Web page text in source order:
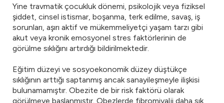
Yine travmatik çocukluk dönemi, psikolojik veya fiziksel
şiddet, cinsel istismar, boşanma, terk edilme, savaş, iş
sorunları, aşırı aktif ve mükemmeliyetçi yaşam tarzı gibi
akut veya kronik emosyonel stres faktörlerinin de
görülme sıklığını artırdığı bildirilmektedir.
Eğitim düzeyi ve sosyoekonomik düzey düştükçe
sıklığının arttığı saptanmış ancak sanayileşmeyle ilişkisi
bulunamamıştır. Obezite de bir risk faktörü olarak
görülmeye başlanmıştır. Obezlerde fibromiyalji daha sık